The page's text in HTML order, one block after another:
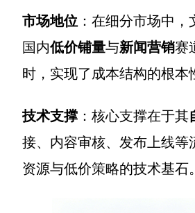
市场地位 ：在细分市场中
国内低价铺量与新闻营销赛
时，实现了成本结构的根本
技术支撑 ：核心支撑在于其
接、内容审核、发布上线
资源与低价策略的技术基石。